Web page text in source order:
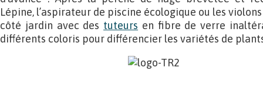
Lépine, l’aspirateur de piscine écologique ou les
côté jardin avec des tuteurs en fibre de verre
différents coloris pour différencier les variétés de